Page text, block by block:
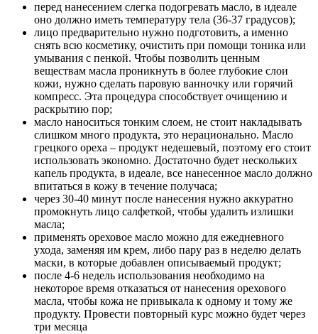
перед нанесением слегка подогревать масло, в идеале
оно должно иметь температуру тела (36-37 градусов);
лицо предварительно нужно подготовить, а именно
снять всю косметику, очистить при помощи тоника или
умывания с пенкой. Чтобы позволить ценным
веществам масла проникнуть в более глубокие слои
кожи, нужно сделать паровую ванночку или горячий
компресс. Эта процедура способствует очищению и
раскрытию пор;
масло наноситься тонким слоем, не стоит накладывать
слишком много продукта, это нерационально. Масло
грецкого ореха – продукт недешевый, поэтому его стоит
использовать экономно. Достаточно будет нескольких
капель продукта, в идеале, все нанесенное масло должно
впитаться в кожу в течение получаса;
через 30-40 минут после нанесения нужно аккуратно
промокнуть лицо салфеткой, чтобы удалить излишки
масла;
применять ореховое масло можно для ежедневного
ухода, заменяя им крем, либо пару раз в неделю делать
маски, в которые добавлен описываемый продукт;
после 4-6 недель использования необходимо на
некоторое время отказаться от нанесения орехового
масла, чтобы кожа не привыкала к одному и тому же
продукту. Провести повторный курс можно будет через
три месяца